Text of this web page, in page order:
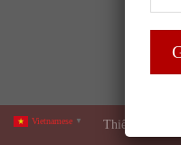
Thiết kế và
Vietnamese ▼